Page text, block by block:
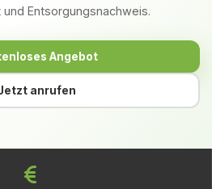
Entsorgungsnachweis.
Angebot
anrufen